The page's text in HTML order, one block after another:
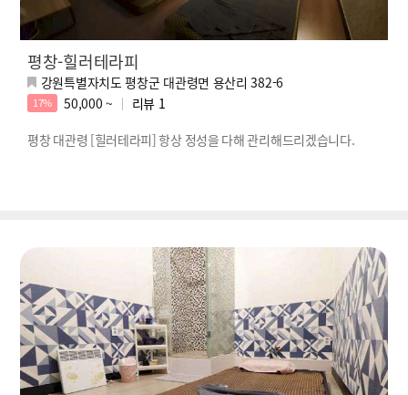
평창-힐러테라피
강원특별자치도 평창군 대관령면 용산리 382-6
17% 50,000 ~ 리뷰 1
평창 대관령 [힐러테라피] 항상 정성을 다해 관리해드리겠습니다.